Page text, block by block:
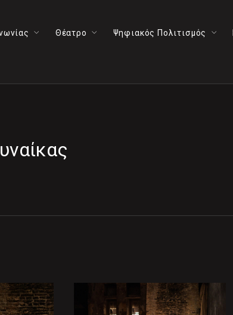
Θέατρο Ψηφιακός Πολιτισμός